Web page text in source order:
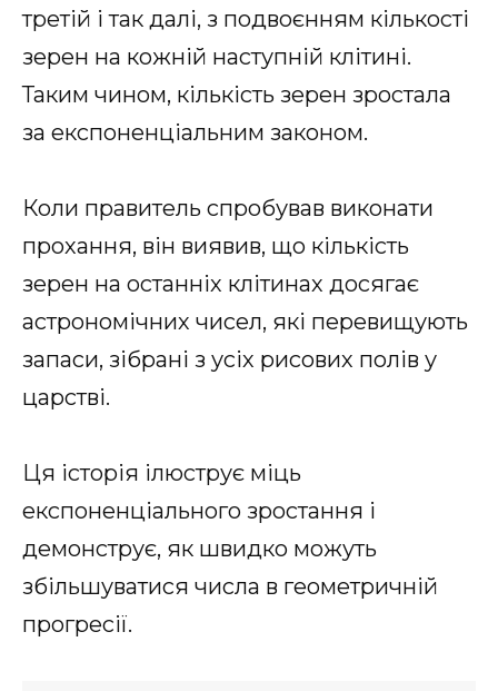
третій і так далі, з подвоєнням кількості
зерен на кожній наступній клітині.
Таким чином, кількість зерен зростала
за експоненціальним законом.
Коли правитель спробував виконати
прохання, він виявив, що кількість
зерен на останніх клітинах досягає
астрономічних чисел, які перевищують
запаси, зібрані з усіх рисових полів у
царстві.
Ця історія ілюструє міць
експоненціального зростання і
демонструє, як швидко можуть
збільшуватися числа в геометричній
прогресії.